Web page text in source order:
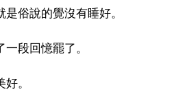
俗說的覺沒有睡好。
段回憶罷了。
。